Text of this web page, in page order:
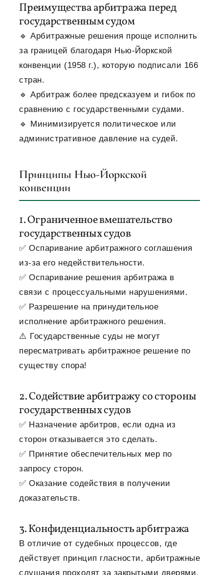
Преимущества арбитража перед
государственным судом
🔹 Арбитражные решения проще исполнить
за границей благодаря Нью-Йоркской
конвенции (1958 г.), которую подписали 166
стран.
🔹 Арбитраж более предсказуем и гибок по
сравнению с государственными судами.
🔹 Минимизируется политическое или
административное давление на судей.
Принципы Нью-Йоркской
конвенции
1. Ограниченное вмешательство
государственных судов
✅ Оспаривание арбитражного соглашения
из-за его недействительности.
✅ Оспаривание решения арбитража в
связи с процессуальными нарушениями.
✅ Разрешение на принудительное
исполнение арбитражного решения.
⚠️ Государственные суды не могут
пересматривать арбитражное решение по
существу спора!
2. Содействие арбитражу со стороны
государственных судов
✅ Назначение арбитров, если одна из
сторон отказывается это сделать.
✅ Принятие обеспечительных мер по
запросу сторон.
✅ Оказание содействия в получении
доказательств.
3. Конфиденциальность арбитража
В отличие от судебных процессов, где
действует принцип гласности, арбитражные
слушания проходят за закрытыми дверями.